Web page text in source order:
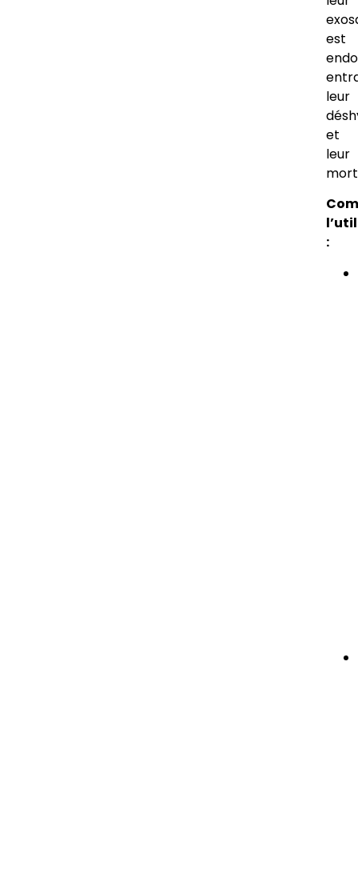
est
leur
et
leur
: